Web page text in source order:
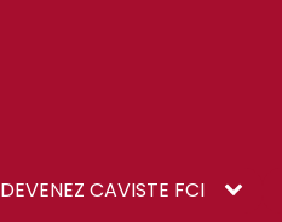
DEVENEZ CAVISTE FCI